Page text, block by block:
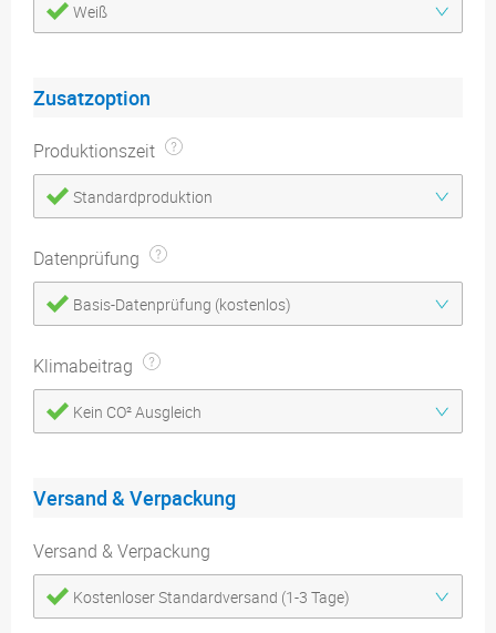
Weiß
Zusatzoption
Produktionszeit
Standardproduktion
Datenprüfung
Basis-Datenprüfung (kostenlos)
Klimabeitrag
Kein CO² Ausgleich
Versand & Verpackung
Versand & Verpackung
Kostenloser Standardversand (1-3 Tage)